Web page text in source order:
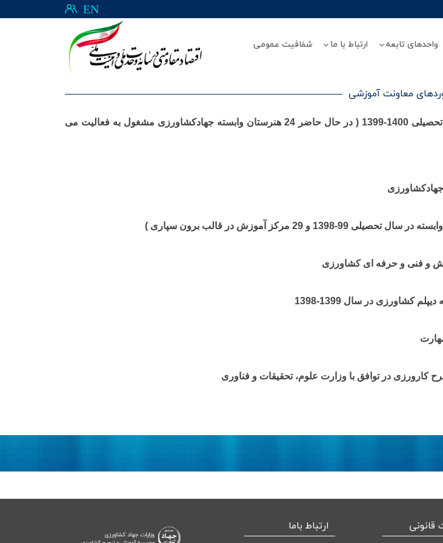
EN
واحدهای تابعه ارتباط با ما شفافیت عمومی
معاونت آموزشی
تاسیس 16 هنرستان وابسته جهادکشاورزی در استان های کشور در سال تحصیلی 1400-1399 ( در حال حاضر 24 هنرستان وابسته جهادکشاورزی مشغول به فعالیت می
و فنی و حرفه ای کشاورزی
در توافق با وزارت علوم، تحقیقات و فناوری
قانونی ارتباط باما